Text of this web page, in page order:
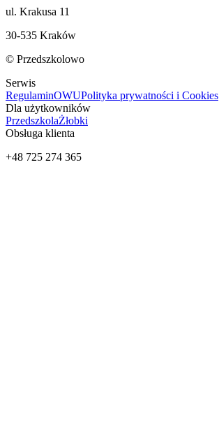
ul. Krakusa 11
30-535 Kraków
© Przedszkolowo
Serwis
RegulaminOWUPolityka prywatności i Cookies
Dla użytkowników
PrzedszkolaŻłobki
Obsługa klienta
+48 725 274 365